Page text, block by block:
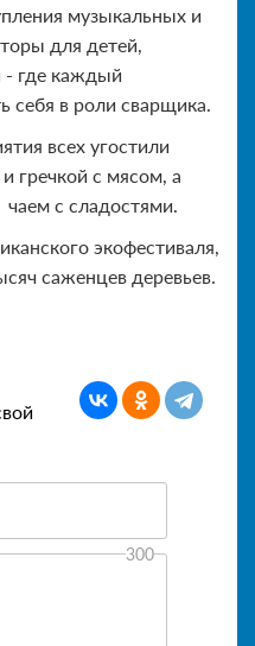
музыкальных и
для детей,
- где каждый
в роли сварщика.
всех угостили
гречкой с мясом, а
с сладостями.
экофестиваля,
саженцев деревьев.
300